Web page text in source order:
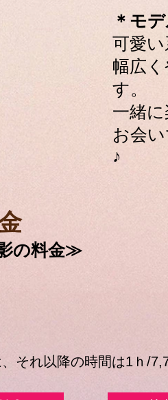
＊モ
可愛
幅広
す。
一緒
お会
♪
の料金≫
それ以降の時間は1ｈ/